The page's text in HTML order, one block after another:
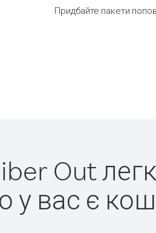
Придбайте пакети
Out
у вас є